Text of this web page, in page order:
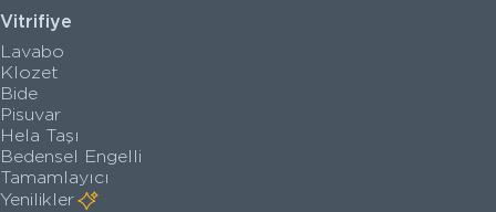
Vitrifiye
Lavabo
Klozet
Bide
Pisuvar
Hela Taşı
Bedensel Engelli
Tamamlayıcı
Yenilikler